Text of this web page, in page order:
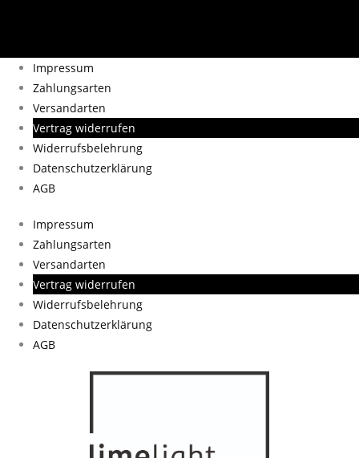
Impressum
Zahlungsarten
Versandarten
Vertrag widerrufen
Widerrufsbelehrung
Datenschutzerklärung
AGB
Impressum
Zahlungsarten
Versandarten
Vertrag widerrufen
Widerrufsbelehrung
Datenschutzerklärung
AGB